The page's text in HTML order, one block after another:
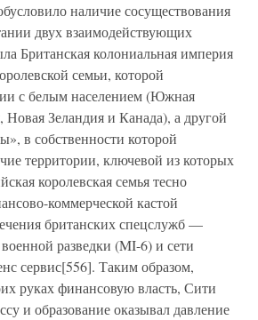
наличие сосуществования
двух взаимодействующих
Британская колониальная империя
семьи, которой
с белым населением (Южная
Зеландия и Канада), а другой
в собственности которой
территории, ключевой из которых
королевская семья тесно
коммерческой кастой
британских спецслужб —
разведки (MI-6) и сети
сервис[556]. Таким образом,
руках финансовую власть, Сити
и образование оказывал давление